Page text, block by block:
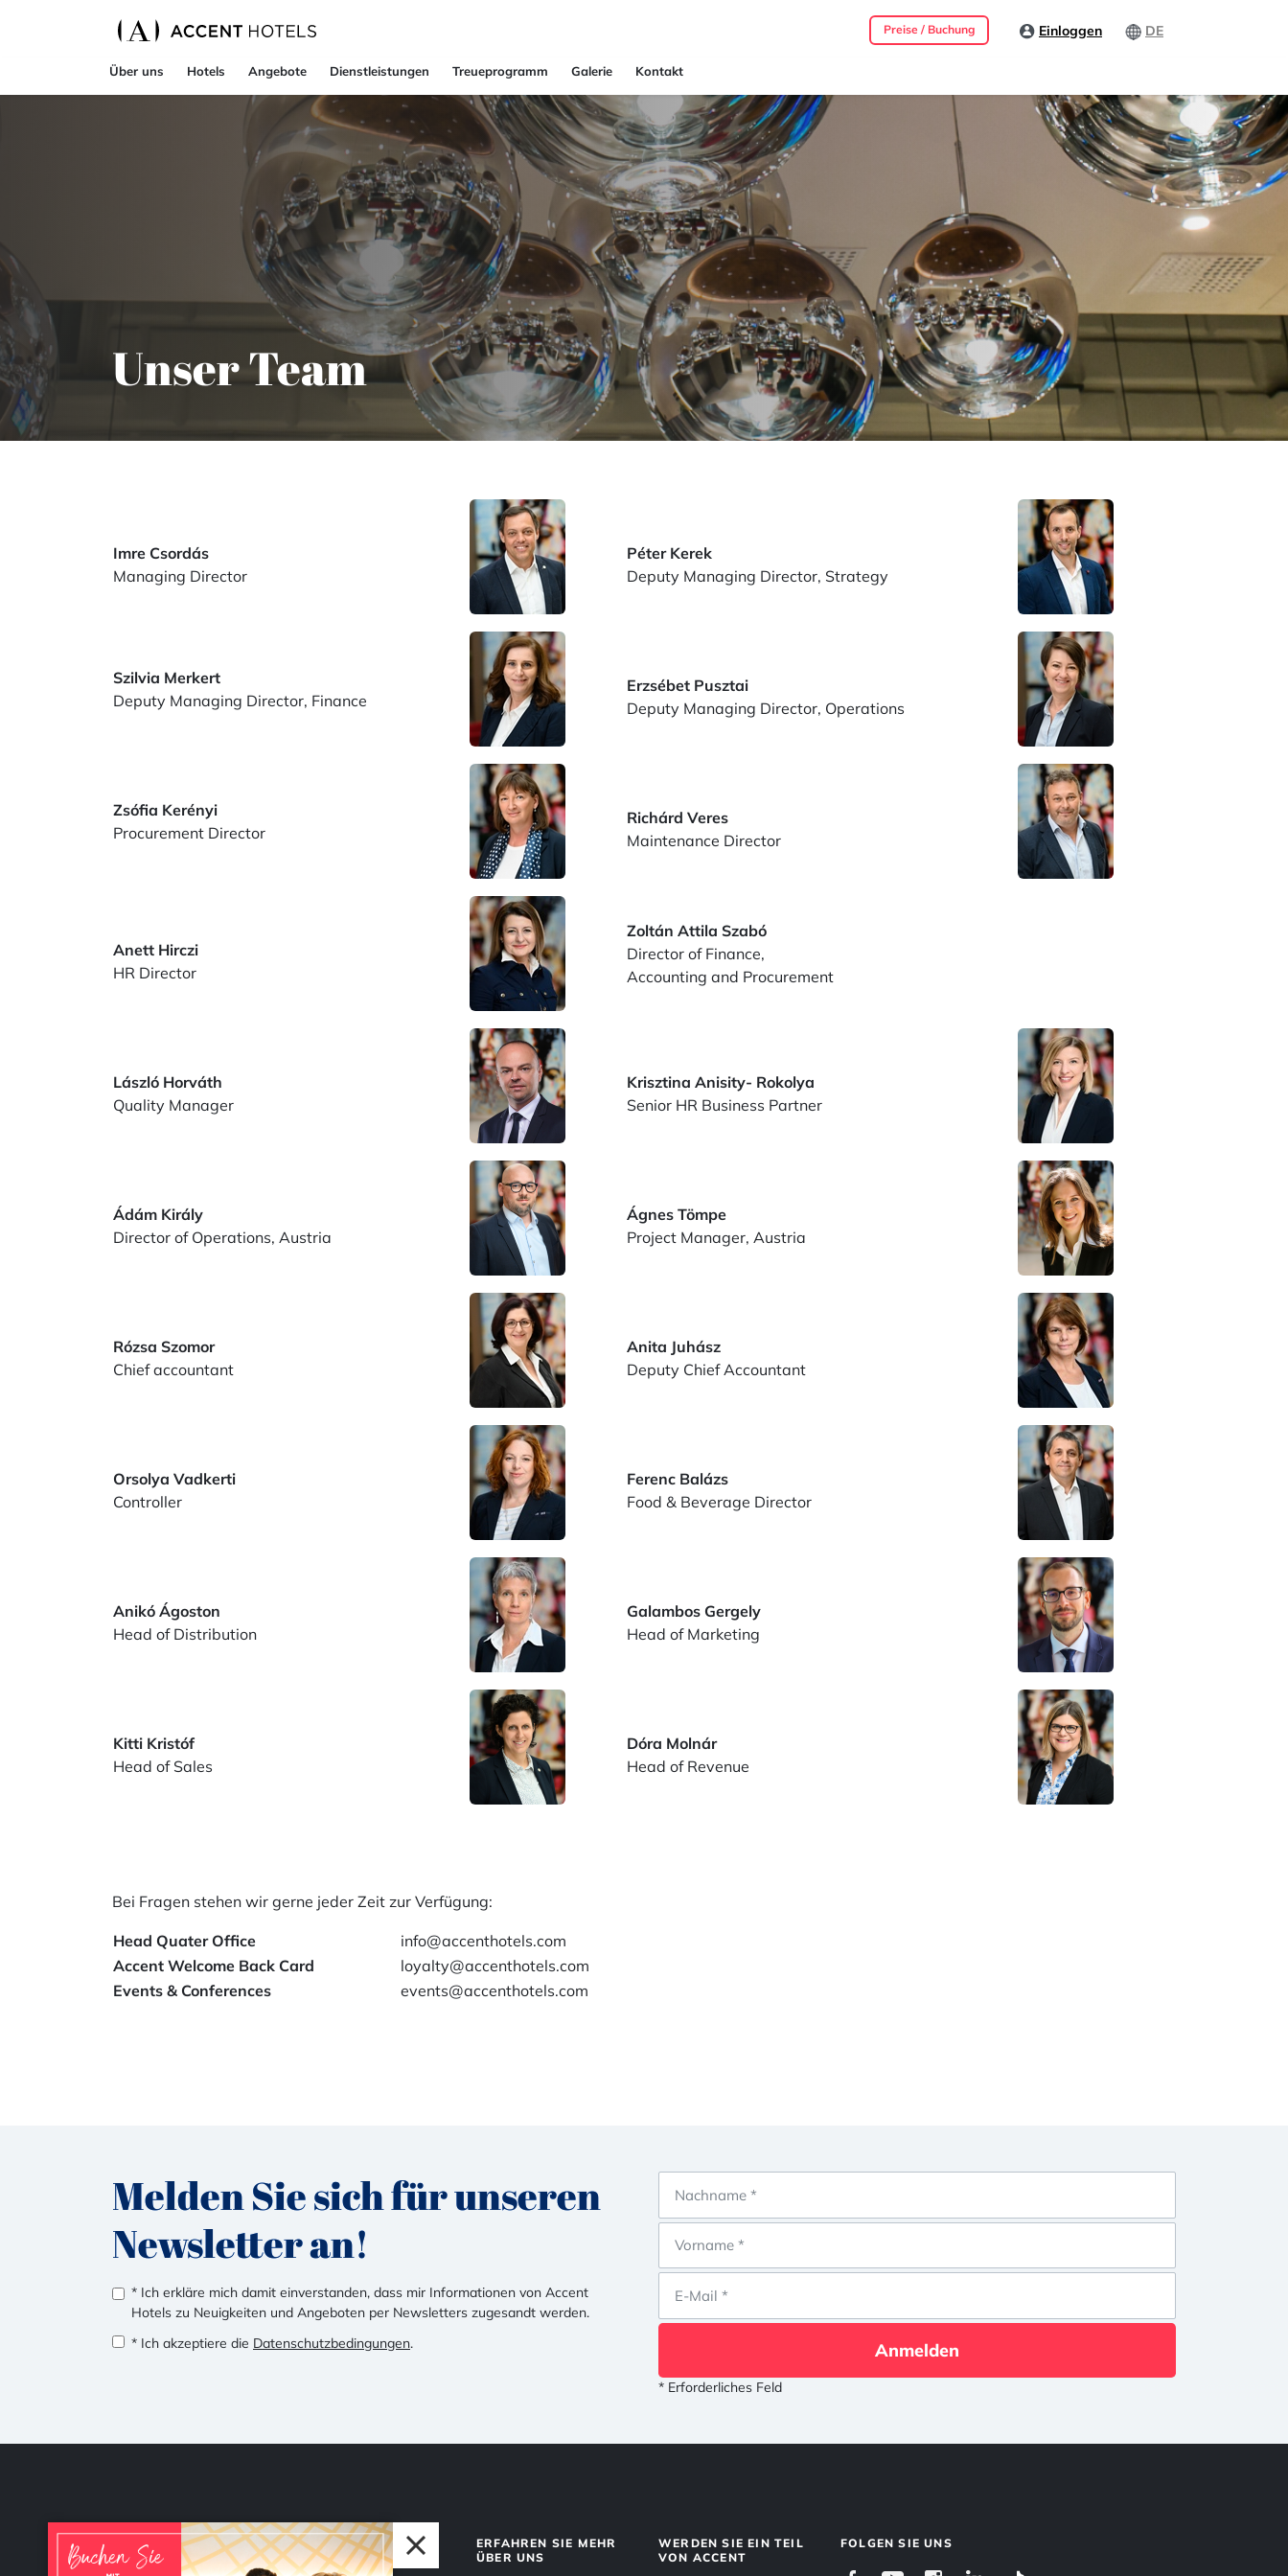
Preise / Buchung Einloggen DE
Über uns Hotels Angebote Dienstleistungen Treueprogramm Galerie Kontakt
Unser Team
Imre Csordás
Managing Director
Péter Kerek
Deputy Managing Director, Strategy
Szilvia Merkert
Deputy Managing Director, Finance
Erzsébet Pusztai
Deputy Managing Director, Operations
Zsófia Kerényi
Procurement Director
Richárd Veres
Maintenance Director
Anett Hirczi
HR Director
Zoltán Attila Szabó
Director of Finance,
Accounting and Procurement
László Horváth
Quality Manager
Krisztina Anisity- Rokolya
Senior HR Business Partner
Ádám Király
Director of Operations, Austria
Ágnes Tömpe
Project Manager, Austria
Rózsa Szomor
Chief accountant
Anita Juhász
Deputy Chief Accountant
Orsolya Vadkerti
Controller
Ferenc Balázs
Food & Beverage Director
Anikó Ágoston
Head of Distribution
Galambos Gergely
Head of Marketing
Kitti Kristóf
Head of Sales
Dóra Molnár
Head of Revenue
Bei Fragen stehen wir gerne jeder Zeit zur Verfügung:
Head Quater Office
info@accenthotels.com
Accent Welcome Back Card
loyalty@accenthotels.com
Events & Conferences
events@accenthotels.com
Melden Sie sich für unseren
Newsletter an!
* Ich erkläre mich damit einverstanden, dass mir Informationen von Accent
Hotels zu Neuigkeiten und Angeboten per Newsletters zugesandt werden.
* Ich akzeptiere die Datenschutzbedingungen. Anmelden
* Erforderliches Feld
ERFAHREN SIE MEHR
ÜBER UNS
WERDEN SIE EIN TEIL
VON ACCENT
FOLGEN SIE UNS